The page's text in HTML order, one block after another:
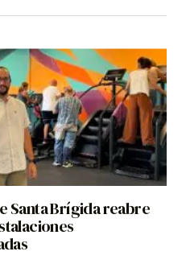
Santa Brígida reabre